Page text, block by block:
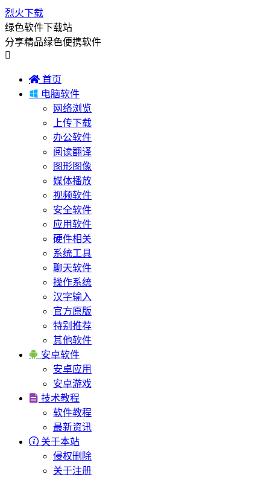
烈火下载
绿色软件下载站
分享精品绿色便携软件

 首页
 电脑软件
网络浏览
上传下载
办公软件
阅读翻译
图形图像
媒体播放
视频软件
安全软件
应用软件
硬件相关
系统工具
聊天软件
操作系统
汉字输入
官方原版
特别推荐
其他软件
 安卓软件
安卓应用
安卓游戏
 技术教程
软件教程
最新资讯
 关于本站
侵权删除
关于注册